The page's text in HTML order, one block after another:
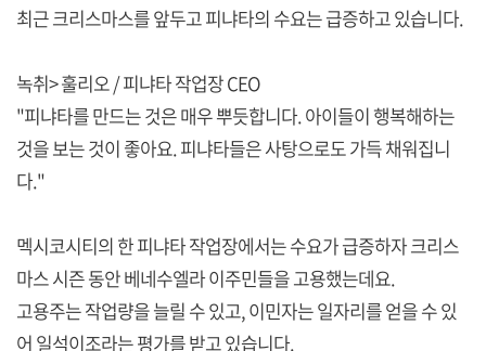
최근 크리스마스를 앞두고 피냐타의 수요는 급증하고 있습니다.
녹취> 훌리오 / 피냐타 작업장 CEO
"피냐타를 만드는 것은 매우 뿌듯합니다. 아이들이 행복해하는
것을 보는 것이 좋아요. 피냐타들은 사탕으로도 가득 채워집니
다."
멕시코시티의 한 피냐타 작업장에서는 수요가 급증하자 크리스
마스 시즌 동안 베네수엘라 이주민들을 고용했는데요.
고용주는 작업량을 늘릴 수 있고, 이민자는 일자리를 얻을 수 있
어 일석이조라는 평가를 받고 있습니다.